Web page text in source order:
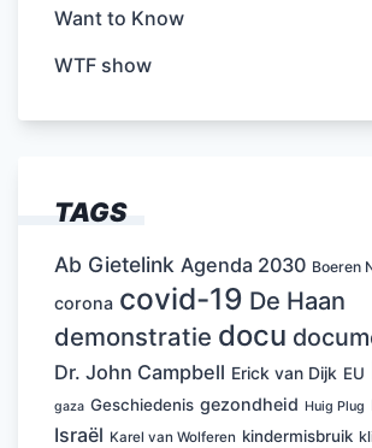
Want to Know
WTF show
TAGS
Ab Gietelink Agenda 2030 Boeren
corona covid-19 De Haan
demonstratie docu
Dr. John Campbell Erick van Dijk EU
gaza Geschiedenis gezondheid Huig Plug
Israël Karel van Wolferen kindermisbruik